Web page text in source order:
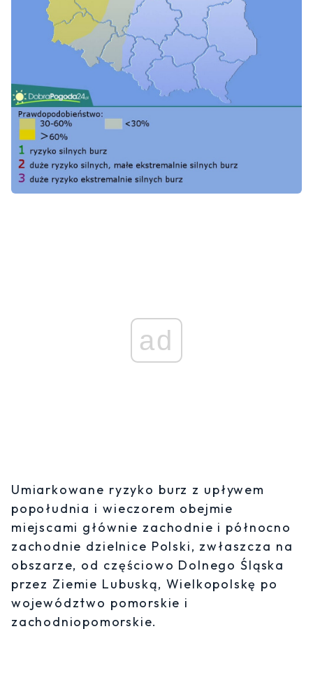
ad
Umiarkowane ryzyko burz z upływem
popołudnia i wieczorem obejmie
miejscami głównie zachodnie i północno
zachodnie dzielnice Polski, zwłaszcza na
obszarze, od częściowo Dolnego Śląska
przez Ziemie Lubuską, Wielkopolskę po
województwo pomorskie i
zachodniopomorskie.